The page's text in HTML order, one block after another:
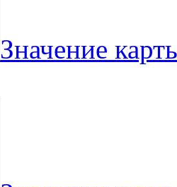
Значение